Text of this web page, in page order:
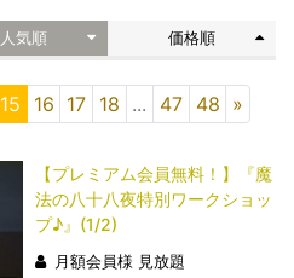
人気順 価格順
15 16 17 18 ... 47 48 »
【プレミアム会員無料！】『魔
法の八十八夜特別ワークショッ
プ♪』(1/2)
月額会員様 見放題